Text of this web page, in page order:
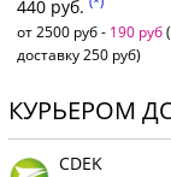
440 руб.
от 2500 руб - 190 руб
доставку 250 руб)
КУРЬЕРОМ
CDEK